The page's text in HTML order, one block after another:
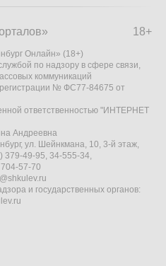
18+
Онлайн» (18+)
по надзору в сфере связи,
коммуникаций
№ ФС77-84675 от
ответственностью "ИНТЕРНЕТ
Андреевна
ул. Шейнкмана, 10, 3-й этаж,
379-49-95, 34-555-34,
57-70
и государственных органов: